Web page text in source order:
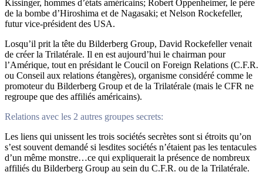
Kissinger, hommes d’états américains; Robert Oppenheimer, le père
de la bombe d’Hiroshima et de Nagasaki; et Nelson Rockefeller,
futur vice-président des USA.
Losqu’il prit la tête du Bilderberg Group, David Rockefeller venait
de créer la Trilatérale. Il en est aujourd’hui le chairman pour
l’Amérique, tout en présidant le Coucil on Foreign Relations (C.F.R.
ou Conseil aux relations étangères), organisme considéré comme le
promoteur du Bilderberg Group et de la Trilatérale (mais le CFR ne
regroupe que des affiliés américains).
Relations avec les 2 autres groupes secrets:
Les liens qui unissent les trois sociétés secrètes sont si étroits qu’on
s’est souvent demandé si lesdites sociétés n’étaient pas les tentacules
d’un même monstre…ce qui expliquerait la présence de nombreux
affiliés du Bilderberg Group au sein du C.F.R. ou de la Trilatérale.